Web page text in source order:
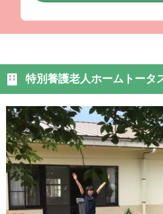
特別養護老人ホームトータ